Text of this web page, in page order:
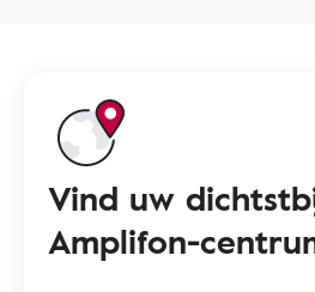
Vind uw
Amplifon-